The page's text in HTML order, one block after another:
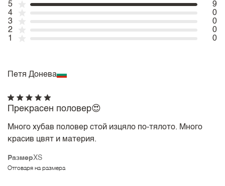
5
9
4
0
3
0
2
0
1
0
Петя Донева
РазмерXS
Отговаря на размера
Прекрасен половер😍
Много хубав половер стой изцяло по-тялото. Много
красив цвят и материя.